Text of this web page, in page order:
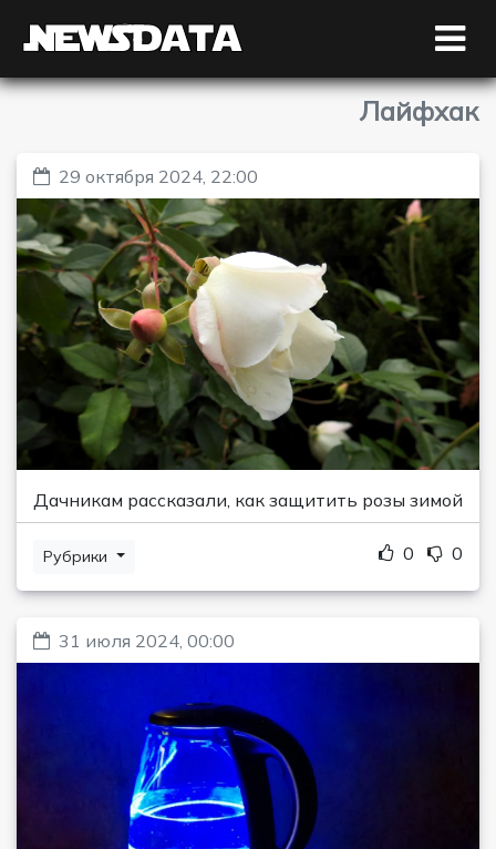
Лайфхак
29 октября 2024, 22:00
Дачникам рассказали, как защитить розы зимой
Рубрики 0 0
31 июля 2024, 00:00